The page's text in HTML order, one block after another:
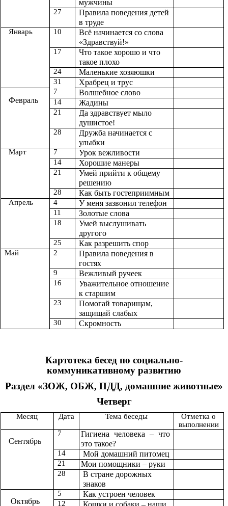
мужчины
27
Правила поведения детей
в труде
Январь 10
Всё начинается со слова
«Здравствуй!»
17
Что такое хорошо и что
такое плохо
24 Маленькие хозяюшки
31 Храбрец и трус
Февраль
7 Волшебное слово
14 Жадины
21
Да здравствует мыло
душистое!
28
Дружба начинается с
улыбки
Март 7 Урок вежливости
14 Хорошие манеры
21
Умей прийти к общему
решению
28 Как быть гостеприимным
Апрель 4 У меня зазвонил телефон
11 Золотые слова
18
Умей выслушивать
другого
25 Как разрешить спор
Май 2
Правила поведения в
гостях
9 Вежливый ручеек
16
Уважительное отношение
к старшим
23
Помогай товарищам,
защищай слабых
30 Скромность
Картотека бесед по социально-
коммуникативному развитию
Раздел «ЗОЖ, ОБЖ, ПДД, домашние животные»
Четверг
Месяц Дата Тема беседы
Отметка о
выполнении
Сентябрь
7
Гигиена человека – что
это такое?
14 Мой домашний питомец
21 Мои помощники – руки
28
В стране дорожных
знаков
Октябрь
5 Как устроен человек
12 Кошки и собаки – наши